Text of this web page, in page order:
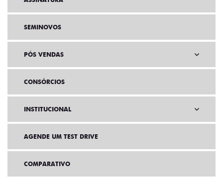
SEMINOVOS
PÓS VENDAS
CONSÓRCIOS
INSTITUCIONAL
AGENDE UM TEST DRIVE
COMPARATIVO